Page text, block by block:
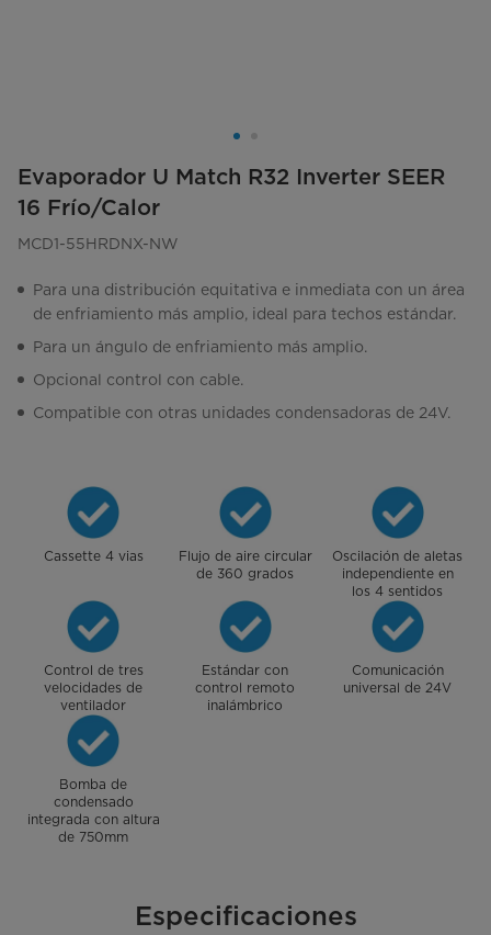
Evaporador U Match R32 Inverter SEER
16 Frío/Calor
MCD1-55HRDNX-NW
Para una distribución equitativa e inmediata con un área
de enfriamiento más amplio, ideal para techos estándar.
Para un ángulo de enfriamiento más amplio.
Opcional control con cable.
Compatible con otras unidades condensadoras de 24V.
Cassette 4 vias
Flujo de aire circular
de 360 grados
Oscilación de aletas
independiente en
los 4 sentidos
Control de tres
velocidades de
ventilador
Estándar con
control remoto
inalámbrico
Comunicación
universal de 24V
Bomba de
condensado
integrada con altura
de 750mm
Especificaciones